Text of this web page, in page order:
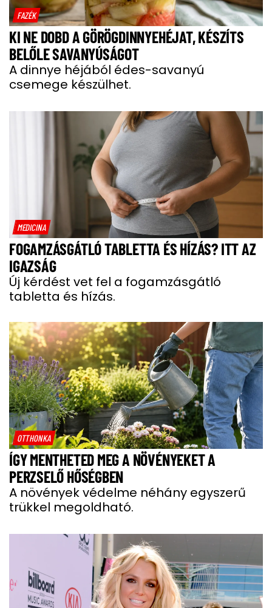
FAZÉK
KI NE DOBD A GÖRÖGDINNYEHÉJAT, KÉSZÍTS
BELŐLE SAVANYÚSÁGOT
A dinnye héjából édes-savanyú
csemege készülhet.
MEDICINA
FOGAMZÁSGÁTLÓ TABLETTA ÉS HÍZÁS? ITT AZ
IGAZSÁG
Új kérdést vet fel a fogamzásgátló
tabletta és hízás.
OTTHONKA
ÍGY MENTHETED MEG A NÖVÉNYEKET A
PERZSELŐ HŐSÉGBEN
A növények védelme néhány egyszerű
trükkel megoldható.